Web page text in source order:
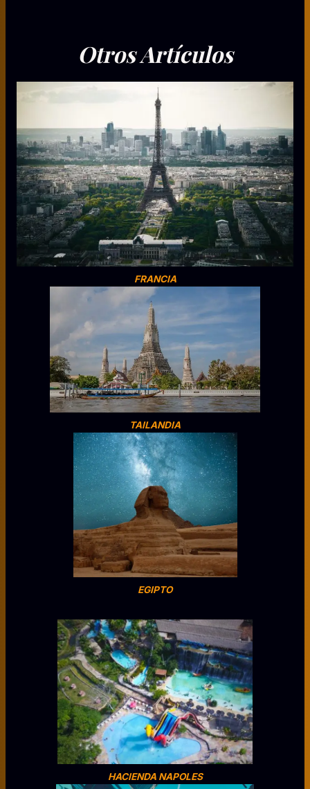
Otros Artículos
FRANCIA
TAILANDIA
EGIPTO
HACIENDA NAPOLES